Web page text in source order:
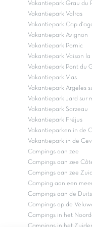
Vakantiepark Grau du
Vakantiepark Valras
Vakantiepark Cap
Vakantiepark Avignon
Vakantiepark Pornic
Vakantiepark Vaison la
Vakantiepark Pont du
Vakantiepark Vias
Vakantiepark Argeles
Vakantiepark Jard sur
Vakantiepark Sarzeau
Vakantiepark Fréjus
Vakantieparken in de
Vakantiepark in de
Campings aan zee
Campings aan zee
Campings aan zee
Camping aan een
Campings aan de
Campings op de
Campings in het